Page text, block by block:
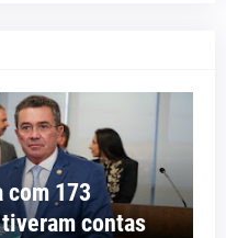
com 173
contas